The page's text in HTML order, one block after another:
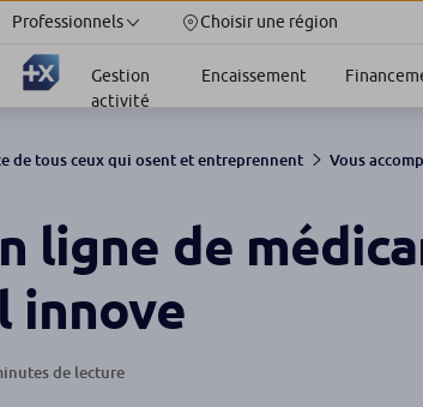
Professionnels Choisir une région
Gestion
activité
Encaissement
de tous ceux qui osent et entreprennent
Vous
ligne de
innove
de lecture